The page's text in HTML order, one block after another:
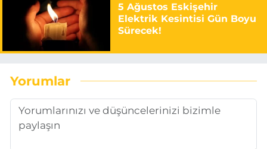
5 Ağustos Eskişehir
Elektrik Kesintisi Gün Boyu
Sürecek!
Yorumlar